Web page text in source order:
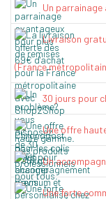
Un
Livraison
(France
30 jours pour
Une offre
Un
Une forte